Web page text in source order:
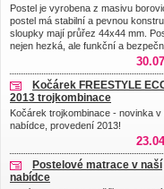
Postel je vyrobena z masivu
postel má stabilní a pevnou
sloupky mají průřez 44x44 mm.
nejen hezká, ale funkční a
Kočárek FREESTYLE
2013 trojkombinace
Kočárek trojkombinace - novinka v
nabídce, provedení 2013!
Postelové matrace v naší
nabídce